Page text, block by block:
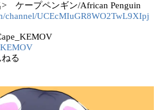
> ケープペンギン/African Penguin
channel/UCEcMIuGR8WO2TwL9XIpj
る